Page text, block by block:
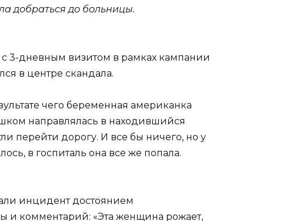
добраться до больницы.
3-дневным визитом в рамках кампании
в центре скандала.
чего беременная американка
направлялась в находившийся
перейти дорогу. И все бы ничего, но у
в госпиталь она все же попала.
инцидент достоянием
и комментарий: «Эта женщина рожает,